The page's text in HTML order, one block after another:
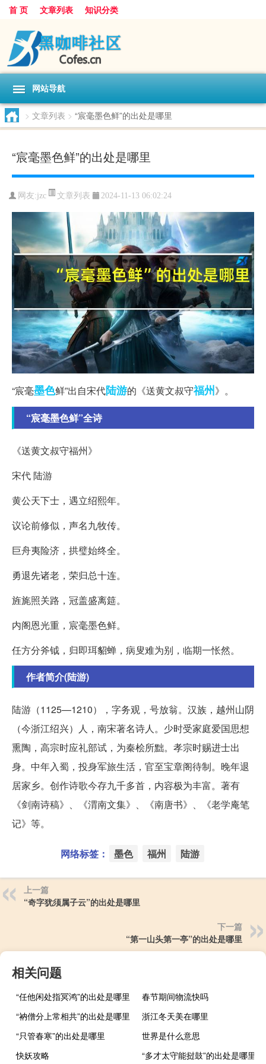
首 页 文章列表 知识分类
网站导航
> 文章列表 > “宸毫墨色鲜”的出处是哪里
“宸毫墨色鲜”的出处是哪里
网友:jzc 文章列表 2024-11-13 06:02:24
“宸毫墨色鲜”出自宋代陆游的《送黄文叔守福州》。
“宸毫墨色鲜”全诗
《送黄文叔守福州》
宋代 陆游
黄公天下士，遇立绍熙年。
议论前修似，声名九牧传。
巨舟夷险济，拱璧始终全。
勇退先诸老，荣归总十连。
旌旄照关路，冠盖盛离筵。
内阁恩光重，宸毫墨色鲜。
任方分斧钺，归即珥貂蝉，病叟难为别，临期一怅然。
作者简介(陆游)
陆游（1125—1210），字务观，号放翁。汉族，越州山阴
（今浙江绍兴）人，南宋著名诗人。少时受家庭爱国思想
熏陶，高宗时应礼部试，为秦桧所黜。孝宗时赐进士出
身。中年入蜀，投身军旅生活，官至宝章阁待制。晚年退
居家乡。创作诗歌今存九千多首，内容极为丰富。著有
《剑南诗稿》、《渭南文集》、《南唐书》、《老学庵笔
记》等。
网络标签： 墨色 福州 陆游
上一篇
“奇字犹须属子云”的出处是哪里
下一篇
“第一山头第一亭”的出处是哪里
相关问题
“任他闲处指冥鸿”的出处是哪里
春节期间物流快吗
“衲僧分上常相共”的出处是哪里
浙江冬天美在哪里
“只管春寒”的出处是哪里
世界是什么意思
快妖攻略
“多才太守能挝鼓”的出处是哪里